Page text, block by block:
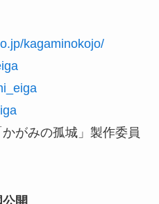
kagaminokojo/
がみの孤城」製作委員